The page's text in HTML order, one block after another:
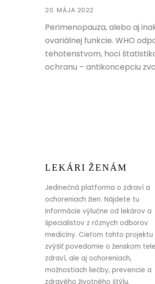
20. MÁJA 2022
Perimenopauza, alebo aj
ovariálnej funkcie. WHO
tehotenstvom, hoci
ochranu – antikoncepciu
LEKÁRI ŽENÁM
Jedinečná platforma o zdraví a
ochoreniach žien. Nájdete tu
informácie výlučne od lekárov a
špecialistov z rôznych odborov
medicíny. Cieľom tohto projektu
zvýšiť povedomie o ženskom
zdraví, ale aj ochoreniach,
možnostiach liečby, prevencie a
zdravého životného štýlu.